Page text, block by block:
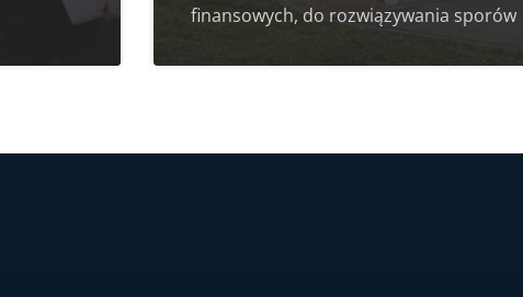
finansowych, do rozwiązywania sporów